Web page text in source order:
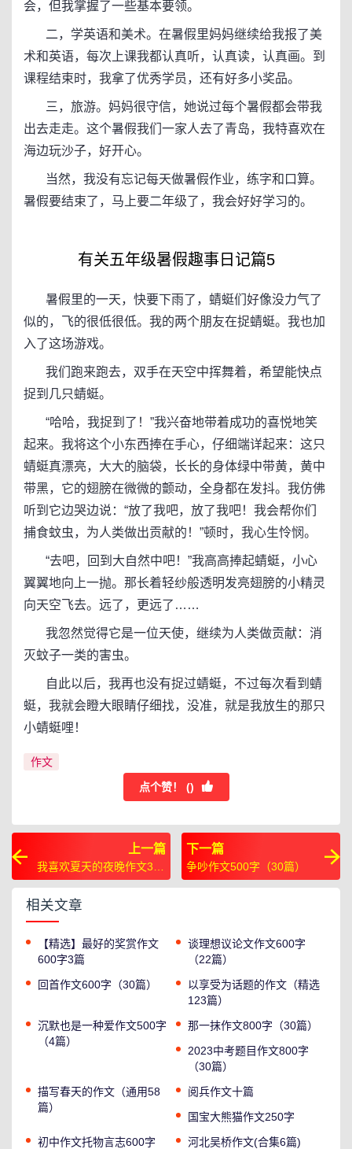
会，但我掌握了一些基本要领。
二，学英语和美术。在暑假里妈妈继续给我报了美
术和英语，每次上课我都认真听，认真读，认真画。到
课程结束时，我拿了优秀学员，还有好多小奖品。
三，旅游。妈妈很守信，她说过每个暑假都会带我
出去走走。这个暑假我们一家人去了青岛，我特喜欢在
海边玩沙子，好开心。
当然，我没有忘记每天做暑假作业，练字和口算。
暑假要结束了，马上要二年级了，我会好好学习的。
有关五年级暑假趣事日记篇5
暑假里的一天，快要下雨了，蜻蜓们好像没力气了
似的，飞的很低很低。我的两个朋友在捉蜻蜓。我也加
入了这场游戏。
我们跑来跑去，双手在天空中挥舞着，希望能快点
捉到几只蜻蜓。
“哈哈，我捉到了！”我兴奋地带着成功的喜悦地笑
起来。我将这个小东西捧在手心，仔细端详起来：这只
蜻蜓真漂亮，大大的脑袋，长长的身体绿中带黄，黄中
带黑，它的翅膀在微微的颤动，全身都在发抖。我仿佛
听到它边哭边说：“放了我吧，放了我吧！我会帮你们
捕食蚊虫，为人类做出贡献的！”顿时，我心生怜悯。
“去吧，回到大自然中吧！”我高高捧起蜻蜓，小心
翼翼地向上一抛。那长着轻纱般透明发亮翅膀的小精灵
向天空飞去。远了，更远了……
我忽然觉得它是一位天使，继续为人类做贡献：消
灭蚊子一类的害虫。
自此以后，我再也没有捉过蜻蜓，不过每次看到蜻
蜓，我就会瞪大眼睛仔细找，没准，就是我放生的那只
小蜻蜓哩！
作文
点个赞！ ()
上一篇
我喜欢夏天的夜晚作文300
字（6篇）
下一篇
争吵作文500字（30篇）
相关文章
【精选】最好的奖赏作文
600字3篇
谈理想议论文作文600字
（22篇）
回首作文600字（30篇）
以享受为话题的作文（精选
123篇）
沉默也是一种爱作文500字
（4篇）
那一抹作文800字（30篇）
2023中考题目作文800字
（30篇）
描写春天的作文（通用58
篇）
阅兵作文十篇
国宝大熊猫作文250字
初中作文托物言志600字
河北吴桥作文(合集6篇)